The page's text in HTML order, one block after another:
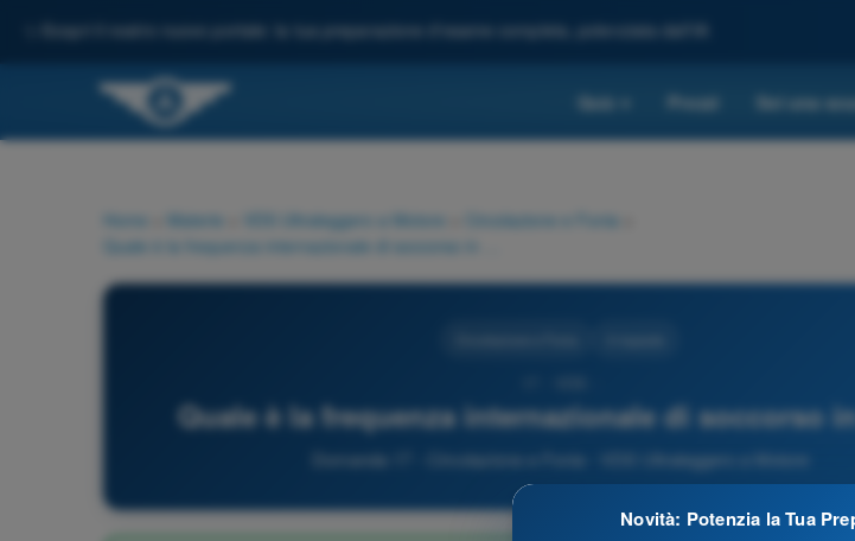
Scopri il nostro nuovo portale: la tua preparazione d'esame completa, potenziata dall'IA
Quiz Prezzi Sei una
Home Materie VDS Ultraleggero a Motore Circolazione e Fonia
Quale è la frequenza internazionale di soccorso
Domanda 17 - Circolazione e Fonia - VDS Ultraleggero a Motore
Novità: Potenzia la Tua